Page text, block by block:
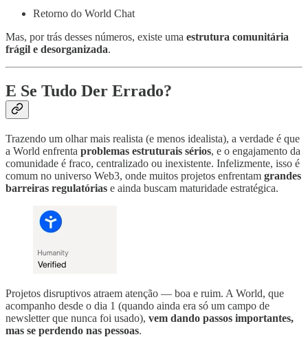
Retorno do World Chat
Mas, por trás desses números, existe uma estrutura comunitária
frágil e desorganizada.
E Se Tudo Der Errado?
Trazendo um olhar mais realista (e menos idealista), a verdade é que
a World enfrenta problemas estruturais sérios, e o engajamento da
comunidade é fraco, centralizado ou inexistente. Infelizmente, isso é
comum no universo Web3, onde muitos projetos enfrentam grandes
barreiras regulatórias e ainda buscam maturidade estratégica.
Projetos disruptivos atraem atenção — boa e ruim. A World, que
acompanho desde o dia 1 (quando ainda era só um campo de
newsletter que nunca foi usado), vem dando passos importantes,
mas se perdendo nas pessoas.